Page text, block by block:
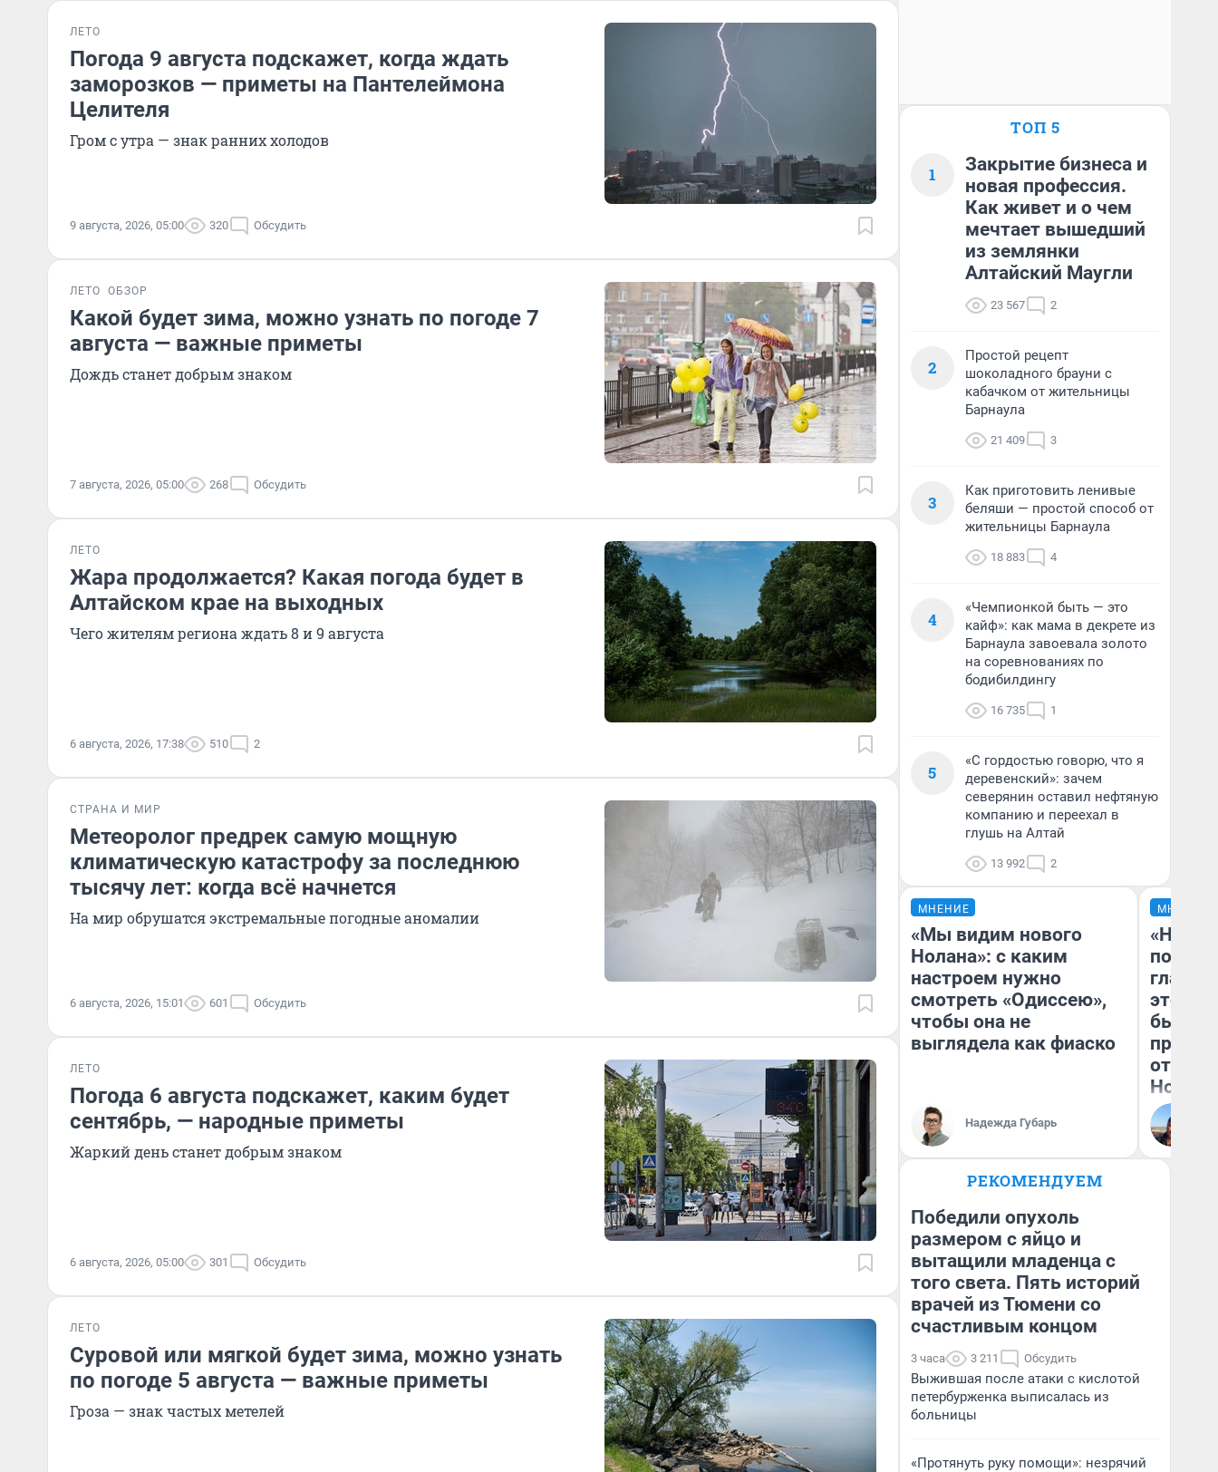
ЛЕТО
Погода 9 августа подскажет, когда ждать
заморозков — приметы на Пантелеймона
Целителя
Гром с утра — знак ранних холодов
9 августа, 2026, 05:00 320 Обсудить
ЛЕТО ОБЗОР
Какой будет зима, можно узнать по погоде 7
августа — важные приметы
Дождь станет добрым знаком
7 августа, 2026, 05:00 268 Обсудить
ЛЕТО
Жара продолжается? Какая погода будет в
Алтайском крае на выходных
Чего жителям региона ждать 8 и 9 августа
6 августа, 2026, 17:38 510 2
СТРАНА И МИР
Метеоролог предрек самую мощную
климатическую катастрофу за последнюю
тысячу лет: когда всё начнется
На мир обрушатся экстремальные погодные аномалии
6 августа, 2026, 15:01 601 Обсудить
ЛЕТО
Погода 6 августа подскажет, каким будет
сентябрь, — народные приметы
Жаркий день станет добрым знаком
6 августа, 2026, 05:00 301 Обсудить
ЛЕТО
Суровой или мягкой будет зима, можно узнать
по погоде 5 августа — важные приметы
Гроза — знак частых метелей
ТОП 5
1
Закрытие бизнеса и
новая профессия.
Как живет и о чем
мечтает вышедший
из землянки
Алтайский Маугли
23 567 2
2
Простой рецепт
шоколадного брауни с
кабачком от жительницы
Барнаула
21 409 3
3
Как приготовить ленивые
беляши — простой способ от
жительницы Барнаула
18 883 4
4
«Чемпионкой быть — это
кайф»: как мама в декрете из
Барнаула завоевала золото
на соревнованиях по
бодибилдингу
16 735 1
5
«С гордостью говорю, что я
деревенский»: зачем
северянин оставил нефтяную
компанию и переехал в
глушь на Алтай
13 992 2
МНЕНИЕ
«Мы видим нового
Нолана»: с каким
настроем нужно
смотреть «Одиссею»,
чтобы она не
выглядела как фиаско
Надежда Губарь
МНЕНИЕ
этого
бьет
отзыв
Нолана
РЕКОМЕНДУЕМ
Победили опухоль
размером с яйцо и
вытащили младенца с
того света. Пять историй
врачей из Тюмени со
счастливым концом
3 часа 3 211 Обсудить
Выжившая после атаки с кислотой
петербурженка выписалась из
больницы
«Протянуть руку помощи»: незрячий